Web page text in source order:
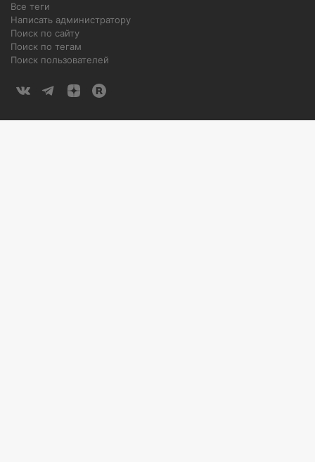
Все теги
Написать администратору
Поиск по сайту
Поиск по тегам
Поиск пользователей